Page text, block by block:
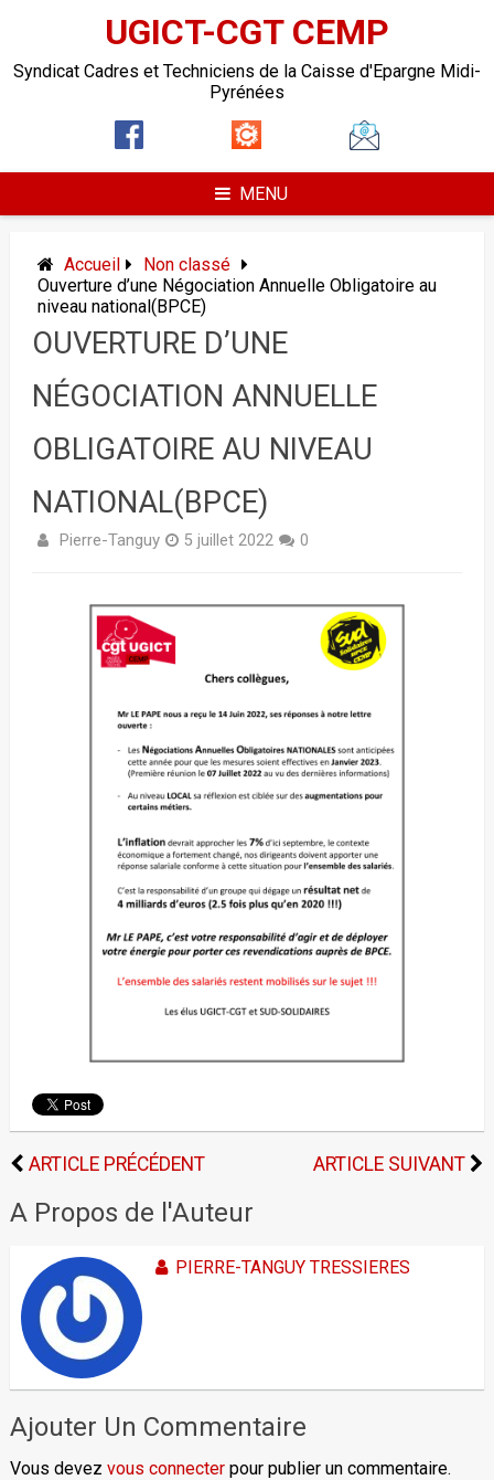
UGICT-CGT CEMP
Syndicat Cadres et Techniciens de la Caisse d'Epargne Midi-
Pyrénées
MENU
Accueil
Non classé
Ouverture d’une Négociation Annuelle Obligatoire au
niveau national(BPCE)
OUVERTURE D’UNE
NÉGOCIATION ANNUELLE
OBLIGATOIRE AU NIVEAU
NATIONAL(BPCE)
Pierre-Tanguy 5 juillet 2022 0
ARTICLE PRÉCÉDENT ARTICLE SUIVANT
A Propos de l'Auteur
PIERRE-TANGUY TRESSIERES
Ajouter Un Commentaire
Vous devez vous connecterpour publier un commentaire.